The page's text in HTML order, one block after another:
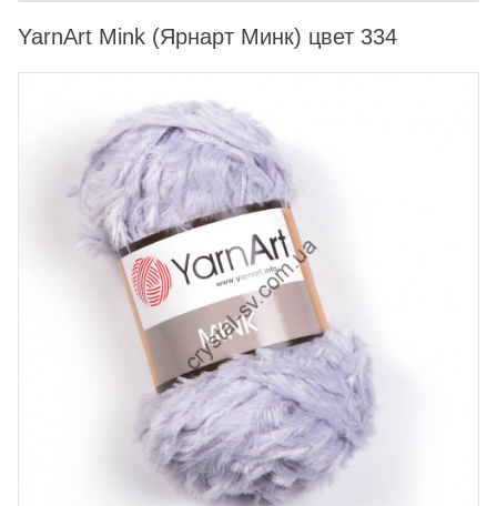
YarnArt Mink (Ярнарт Минк) цвет 334